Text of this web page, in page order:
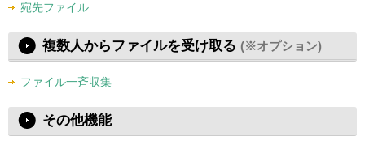
宛先ファイル
複数人からファイルを受け取る (※オプション)
ファイル一斉収集
その他機能